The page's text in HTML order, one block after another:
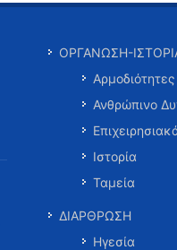
ΟΡΓΑΝΩΣΗ-
Αρμοδιότητες
Ανθρώπινο
Ιστορία
Ταμεία
ΔΙΑΡΘΡΩΣΗ
Ηγεσία